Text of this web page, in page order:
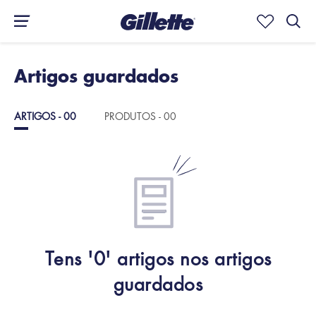
Artigos guardados
ARTIGOS - 00 PRODUTOS - 00
Tens '0' artigos nos artigos
guardados